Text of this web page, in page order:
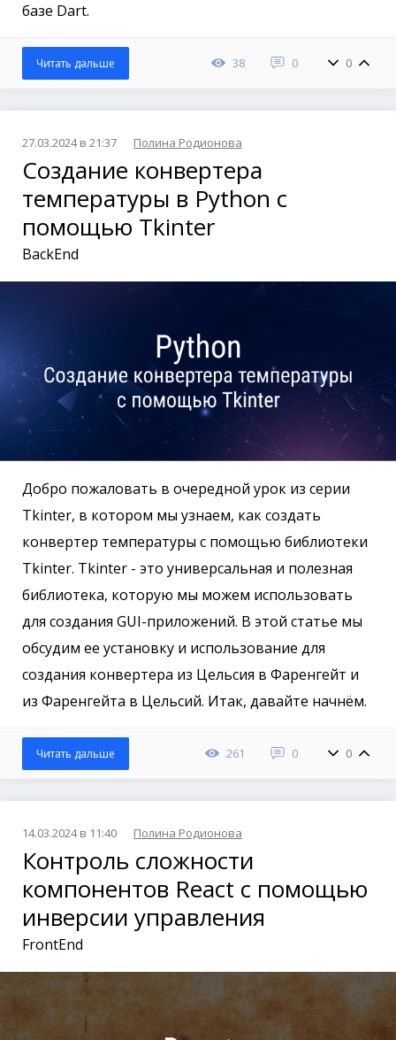
базе Dart.
38 0 0
Читать дальше
27.03.2024 в 21:37 Полина Родионова
Создание конвертера
температуры в Python с
помощью Tkinter
BackEnd
Добро пожаловать в очередной урок из серии
Tkinter, в котором мы узнаем, как создать
конвертер температуры с помощью библиотеки
Tkinter. Tkinter - это универсальная и полезная
библиотека, которую мы можем использовать
для создания GUI-приложений. В этой статье мы
обсудим ее установку и использование для
создания конвертера из Цельсия в Фаренгейт и
из Фаренгейта в Цельсий. Итак, давайте начнём.
261 0 0
Читать дальше
14.03.2024 в 11:40 Полина Родионова
Контроль сложности
компонентов React с помощью
инверсии управления
FrontEnd